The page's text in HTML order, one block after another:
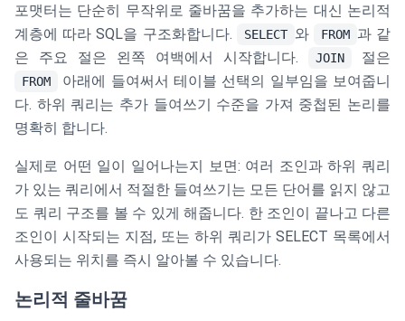
포맷터는 단순히 무작위로 줄바꿈을 추가하는 대신 논리적
계층에 따라 SQL을 구조화합니다.
SELECT 와 FROM 과 같
은 주요 절은 왼쪽 여백에서 시작합니다.
JOIN 절은
FROM
아래에 들여써서 테이블 선택의 일부임을 보여줍니
다. 하위 쿼리는 추가 들여쓰기 수준을 가져 중첩된 논리를
명확히 합니다.
실제로 어떤 일이 일어나는지 보면: 여러 조인과 하위 쿼리
가 있는 쿼리에서 적절한 들여쓰기는 모든 단어를 읽지 않고
도 쿼리 구조를 볼 수 있게 해줍니다. 한 조인이 끝나고 다른
조인이 시작되는 지점, 또는 하위 쿼리가 SELECT 목록에서
사용되는 위치를 즉시 알아볼 수 있습니다.
논리적 줄바꿈